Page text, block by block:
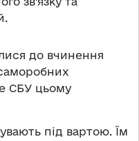
до вчинення
СБУ цьому
під вартою. Їм